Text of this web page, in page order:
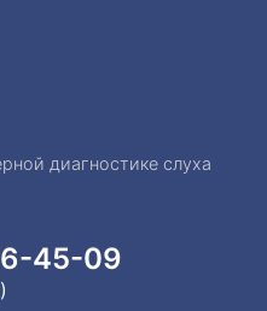
диагностике слуха
45-09